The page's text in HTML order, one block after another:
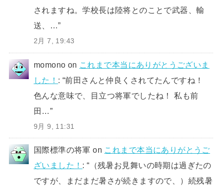
されますね。学校長は陸将とのことで武器、輸
送、…”
2月 7, 19:43
momono on これまで本当にありがとうございま
した！ : “前田さんと仲良くされてたんですね！
色んな意味で、目立つ将軍でしたね！ 私も前
田…”
9月 9, 11:31
国際標準の将軍 on これまで本当にありがとうご
ざいました！ : “ （残暑お見舞いの時期は過ぎたの
ですが、まだまだ暑さが続きますので、）続残暑